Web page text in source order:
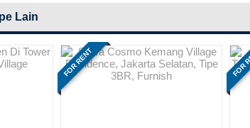
Lain
FOR RENT FOR